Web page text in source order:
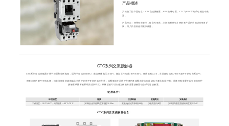
产品概述
罗格朗工控产品包含：CTC交流接触器，RTC热继电器。CTC与RTC可组成电磁起动装
置。
产品特点：使用寿命更长，稳定性更高，丰富的附件可方便的将产品的功能进行更多扩
展，用户的安装使用更加便捷。
CTC系列交流接触器
CTC系列交流接触器可用于接通和分断电路，适用于交流50/60Hz、额定绝缘电压1000V、额定工作电压380V/660V、使用类别AC-3，主回路电流9A~800A条件下的电力系统中。
拥有丰富的附件可供选择：顶装和侧装的辅助触点为用户提供了更多的选择方式；线圈驱动可让用户方便的将线圈由交流电压切换为直流电压控制；浪涌抑制装置可以有效的保护
接触器线圈不被系统涌流所干扰；机械联锁可以快速方便的将普通接触器组合成可逆接触器。
使用条件：
环境温度 海拔 污染等级 安装类别
安装条件
工作温度：-20℃~55℃；储存温度：-40℃~70℃
安装地点的海拔高度不超过2000m 安装地点污染等级为III级 安装类别为III类 安装面与垂直面的倾斜度不大于±5°
CTC系列交流接触器包含：